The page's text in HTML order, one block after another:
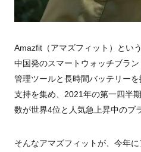
Amazfit （アマズフィット）とい
中国発のスマートウォッチブラ
管理ツールと長時間バッテリー
支持を集め、 2021年の第一四半
数が世界4位と人気急上昇中のブ
そんなアマズフィットが、今年